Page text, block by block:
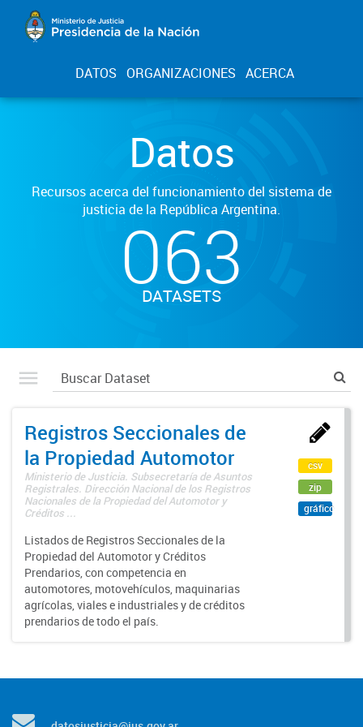
DATOS ORGANIZACIONES ACERCA
Datos
Recursos acerca del funcionamiento del sistema de
justicia de la República Argentina.
063
DATASETS
Registros Seccionales de
la Propiedad Automotor
Ministerio de Justicia. Subsecretaría de Asuntos
Registrales. Dirección Nacional de los Registros
Nacionales de la Propiedad del Automotor y
Créditos ...
Listados de Registros Seccionales de la
Propiedad del Automotor y Créditos
Prendarios, con competencia en
automotores, motovehículos, maquinarias
agrícolas, viales e industriales y de créditos
prendarios de todo el país.
csv
zip
gráfico